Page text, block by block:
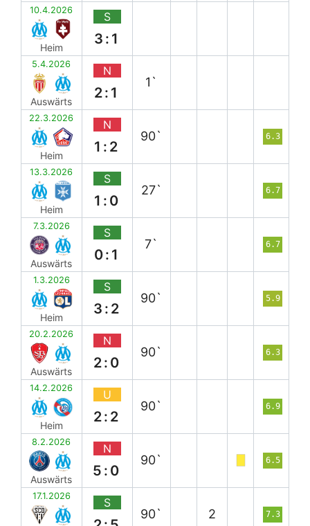
10.4.2026
Heim
S
3:1
5.4.2026
Auswärts
N
2:1
1`
22.3.2026
Heim
N
1:2
90` 6.3
13.3.2026
Heim
S
1:0
27` 6.7
7.3.2026
Auswärts
S
0:1
7` 6.7
1.3.2026
Heim
S
3:2
90` 5.9
20.2.2026
Auswärts
N
2:0
90` 6.3
14.2.2026
Heim
U
2:2
90` 6.9
8.2.2026
Auswärts
N
5:0
90` 6.5
17.1.2026 S
90` 2 7.3